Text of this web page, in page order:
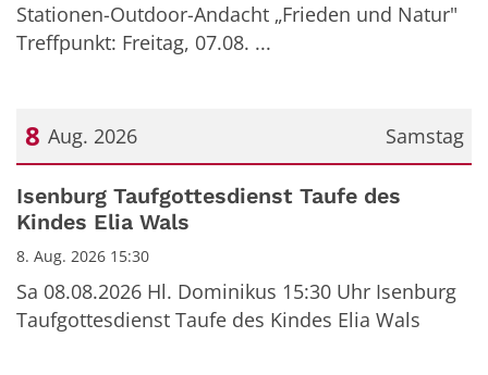
Stationen-Outdoor-Andacht „Frieden und Natur"
Treffpunkt: Freitag, 07.08. ...
Samstag
8 Aug. 2026
Datum: 8. August 2026
Isenburg Taufgottesdienst Taufe des
Kindes Elia Wals
8. Aug. 2026 15:30
Sa 08.08.2026 Hl. Dominikus 15:30 Uhr Isenburg
Taufgottesdienst Taufe des Kindes Elia Wals